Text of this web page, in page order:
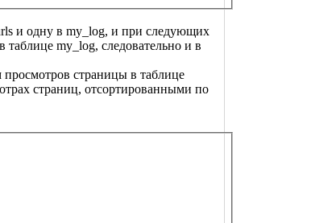
и одну в my_log, и при следующих
таблице my_log, следовательно и в
просмотров страницы в таблице
страниц, отсортированными по